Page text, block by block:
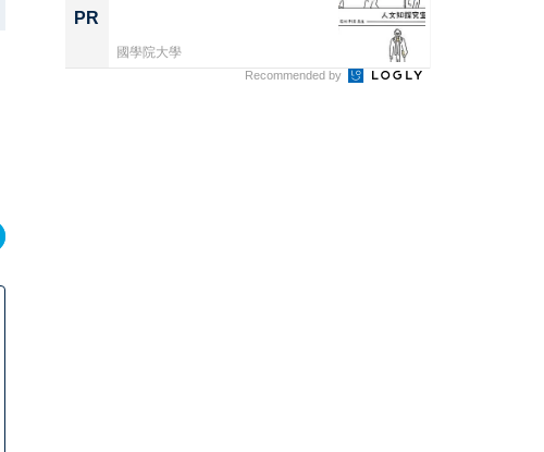
PR
國學院大學
Recommended by